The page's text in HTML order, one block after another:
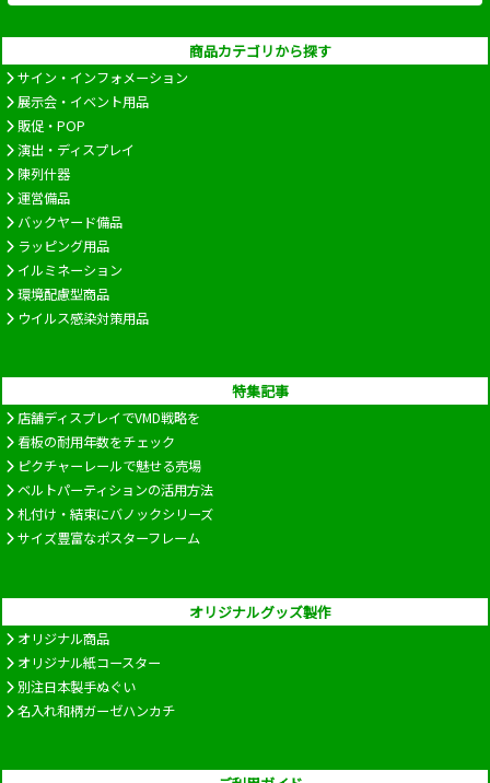
商品カテゴリから探す
サイン・インフォメーション
展示会・イベント用品
販促・POP
演出・ディスプレイ
陳列什器
運営備品
バックヤード備品
ラッピング用品
イルミネーション
環境配慮型商品
ウイルス感染対策用品
特集記事
店舗ディスプレイでVMD戦略を
看板の耐用年数をチェック
ピクチャーレールで魅せる売場
ベルトパーティションの活用方法
札付け・結束にバノックシリーズ
サイズ豊富なポスターフレーム
オリジナルグッズ製作
オリジナル商品
オリジナル紙コースター
別注日本製手ぬぐい
名入れ和柄ガーゼハンカチ